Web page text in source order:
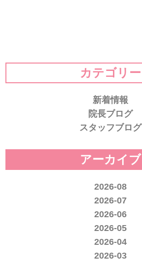
カテゴリー
新着情報
院長ブログ
スタッフブログ
アーカイブ
2026-08
2026-07
2026-06
2026-05
2026-04
2026-03